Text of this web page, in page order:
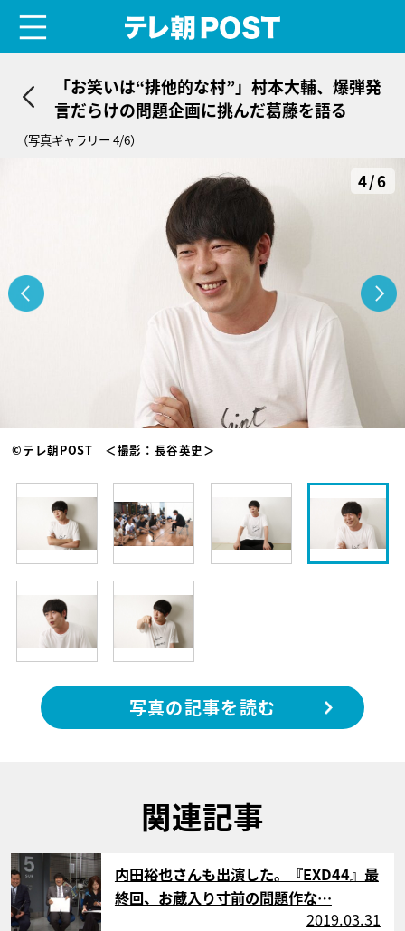
「お笑いは“排他的な村”」村本大輔、爆弾発
言だらけの問題企画に挑んだ葛藤を語る
（写真ギャラリー 4/6）
4/6
©テレ朝POST ＜撮影：長谷英史＞
写真の記事を読む
関連記事
サムネイル
内田裕也さんも出演した。『EXD44』最
終回、お蔵入り寸前の問題作な…
2019.03.31